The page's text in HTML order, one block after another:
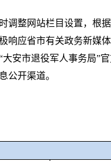
整网站栏目设置，根
响应省市有关政务新媒
安市退役军人事务局”
公开渠道。